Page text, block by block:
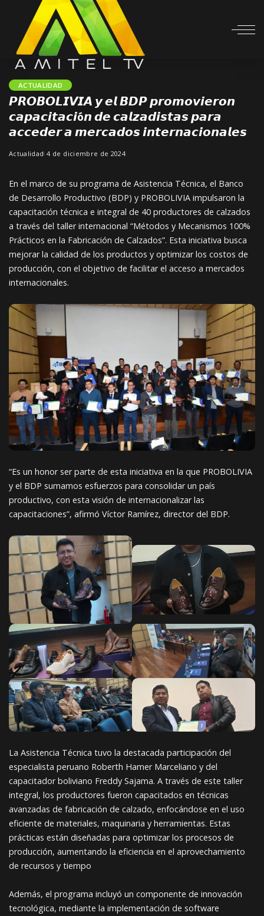
ACTUALIDAD
𝙋𝙍𝙊𝘽𝙊𝙇𝙄𝙑𝙄𝘼 𝙮 𝙚𝙡 𝘽𝘿𝙋 𝙥𝙧𝙤𝙢𝙤𝙫𝙞𝙚𝙧𝙤𝙣
𝙘𝙖𝙥𝙖𝙘𝙞𝙩𝙖𝙘𝙞ó𝙣 𝙙𝙚 𝙘𝙖𝙡𝙯𝙖𝙙𝙞𝙨𝙩𝙖𝙨 𝙥𝙖𝙧𝙖
𝙖𝙘𝙘𝙚𝙙𝙚𝙧 𝙖 𝙢𝙚𝙧𝙘𝙖𝙙𝙤𝙨 𝙞𝙣𝙩𝙚𝙧𝙣𝙖𝙘𝙞𝙤𝙣𝙖𝙡𝙚𝙨
Actualidad 4 de diciembre de 2024
En el marco de su programa de Asistencia Técnica, el Banco
de Desarrollo Productivo (BDP) y PROBOLIVIA impulsaron la
capacitación técnica e integral de 40 productores de calzados
a través del taller internacional “Métodos y Mecanismos 100%
Prácticos en la Fabricación de Calzados”. Esta iniciativa busca
mejorar la calidad de los productos y optimizar los costos de
producción, con el objetivo de facilitar el acceso a mercados
internacionales.
“Es un honor ser parte de esta iniciativa en la que PROBOLIVIA
y el BDP sumamos esfuerzos para consolidar un país
productivo, con esta visión de internacionalizar las
capacitaciones”, afirmó Víctor Ramírez, director del BDP.
La Asistencia Técnica tuvo la destacada participación del
especialista peruano Roberth Hamer Marceliano y del
capacitador boliviano Freddy Sajama. A través de este taller
integral, los productores fueron capacitados en técnicas
avanzadas de fabricación de calzado, enfocándose en el uso
eficiente de materiales, maquinaria y herramientas. Estas
prácticas están diseñadas para optimizar los procesos de
producción, aumentando la eficiencia en el aprovechamiento
de recursos y tiempo
Además, el programa incluyó un componente de innovación
tecnológica, mediante la implementación de software